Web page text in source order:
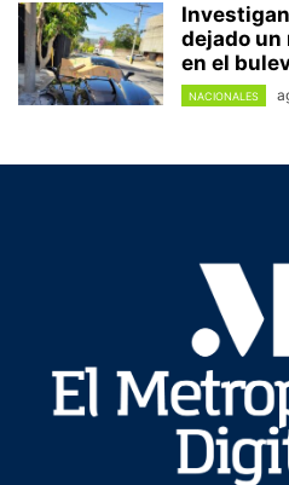
dejado
en el
NACIONALES